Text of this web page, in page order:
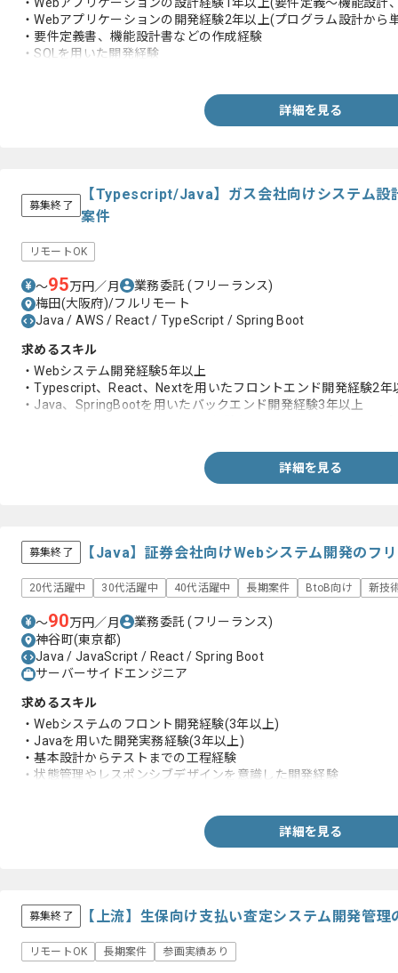
・Webアプリケーションの開発経験2年以上(プログラム設計から
・要件定義書、機能設計書などの作成経験
・SQLを用いた開発経験
詳細を見る
募集終了
【Typescript/Java】ガス会社向けシステム設
案件
リモートOK
〜95万円／月 業務委託(フリーランス)
梅田(大阪府)/フルリモート
Java / AWS / React / TypeScript / Spring Boot
求めるスキル
・Webシステム開発経験5年以上
・Typescript、React、Nextを用いたフロントエンド開発経験2年
・Java、SpringBootを用いたバックエンド開発経験3年以上
詳細を見る
募集終了 【Java】証券会社向けWebシステム開発のフ
20代活躍中 30代活躍中 40代活躍中 長期案件 BtoB向け 新技
〜90万円／月 業務委託(フリーランス)
神谷町(東京都)
Java / JavaScript / React / Spring Boot
サーバーサイドエンジニア
求めるスキル
・Webシステムのフロント開発経験(3年以上)
・Javaを用いた開発実務経験(3年以上)
・基本設計からテストまでの工程経験
・状態管理やレスポンシブデザインを意識した開発経験
詳細を見る
募集終了 【上流】生保向け支払い査定システム開発管
リモートOK 長期案件 参画実績あり